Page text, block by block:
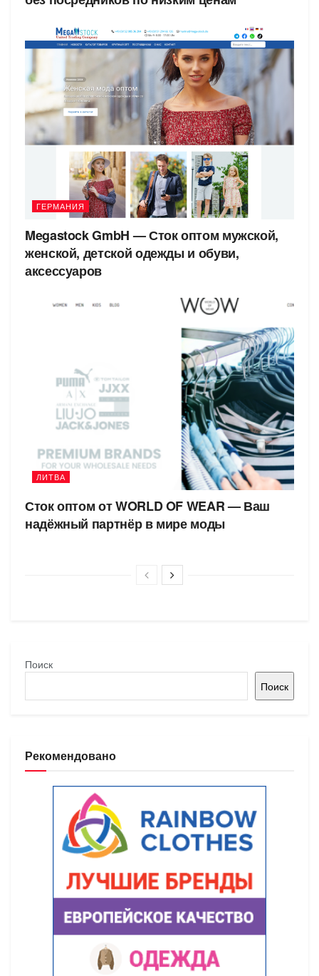
ГЕРМАНИЯ
Megastock GmbH — Сток оптом мужской,
женской, детской одежды и обуви,
аксессуаров
ЛИТВА
Сток оптом от WORLD OF WEAR — Ваш
надёжный партнёр в мире моды
Поиск
Поиск
Рекомендовано